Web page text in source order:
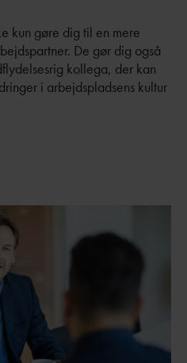
kun gøre dig til en mere
De gør dig også
kollega, der kan
i arbejdspladsens kultur